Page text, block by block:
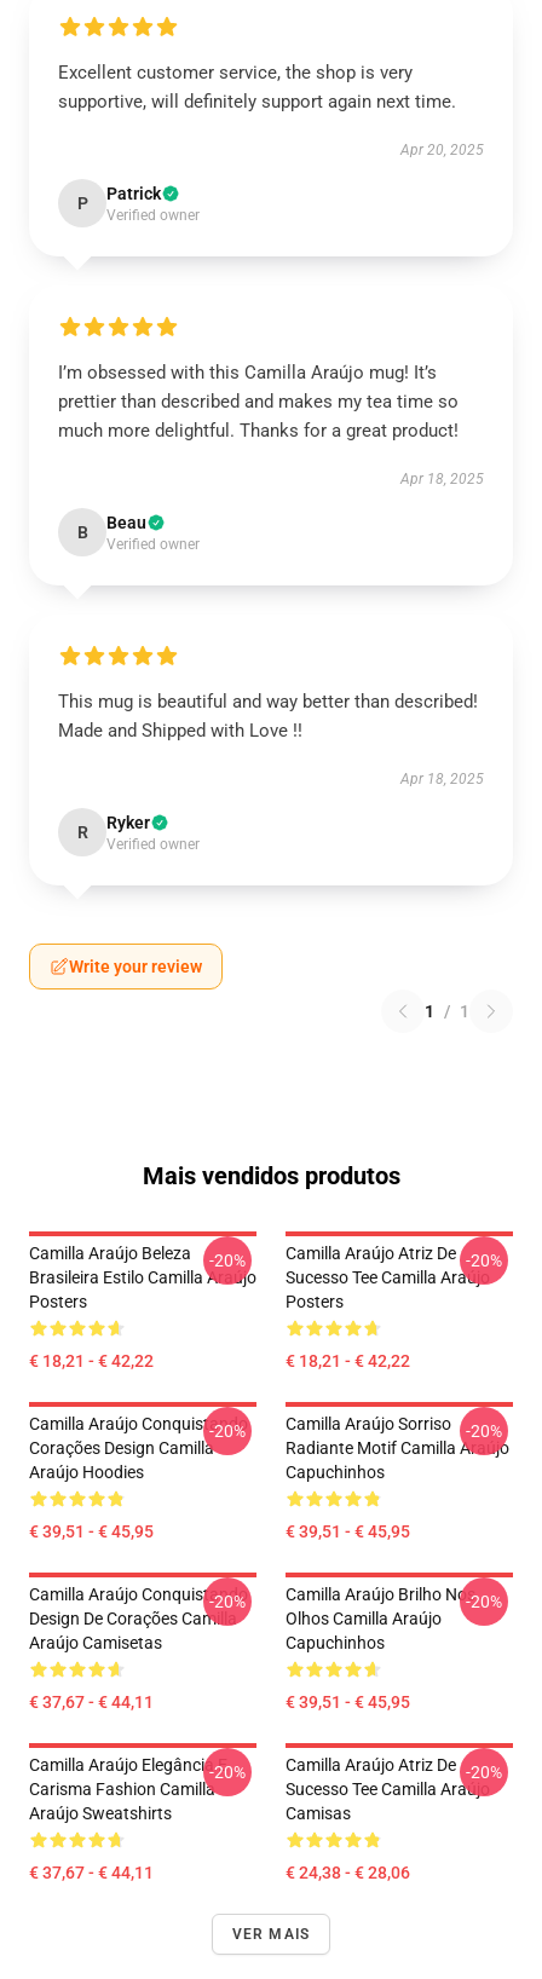
Excellent customer service, the shop is very
supportive, will definitely support again next time.
Apr 20, 2025
P Patrick
Verified owner
I’m obsessed with this Camilla Araújo mug! It’s
prettier than described and makes my tea time so
much more delightful. Thanks for a great product!
Apr 18, 2025
B Beau
Verified owner
This mug is beautiful and way better than described!
Made and Shipped with Love !!
Apr 18, 2025
R Ryker
Verified owner
Write your review
1 / 1
Mais vendidos produtos
Camilla Araújo Beleza
Brasileira Estilo Camilla Araújo
Posters
€ 18,21 - € 42,22
-20%
Camilla Araújo Atriz De
Sucesso Tee Camilla Araújo
Posters
€ 18,21 - € 42,22
-20%
Camilla Araújo Conquistando
Corações Design Camilla
Araújo Hoodies
€ 39,51 - € 45,95
-20%
Camilla Araújo Sorriso
Radiante Motif Camilla Araújo
Capuchinhos
€ 39,51 - € 45,95
-20%
Camilla Araújo Conquistando
Design De Corações Camilla
Araújo Camisetas
€ 37,67 - € 44,11
-20%
Camilla Araújo Brilho Nos
Olhos Camilla Araújo
Capuchinhos
€ 39,51 - € 45,95
-20%
Camilla Araújo Elegância E
Carisma Fashion Camilla
Araújo Sweatshirts
€ 37,67 - € 44,11
-20%
Camilla Araújo Atriz De
Sucesso Tee Camilla Araújo
Camisas
€ 24,38 - € 28,06
-20%
VER MAIS